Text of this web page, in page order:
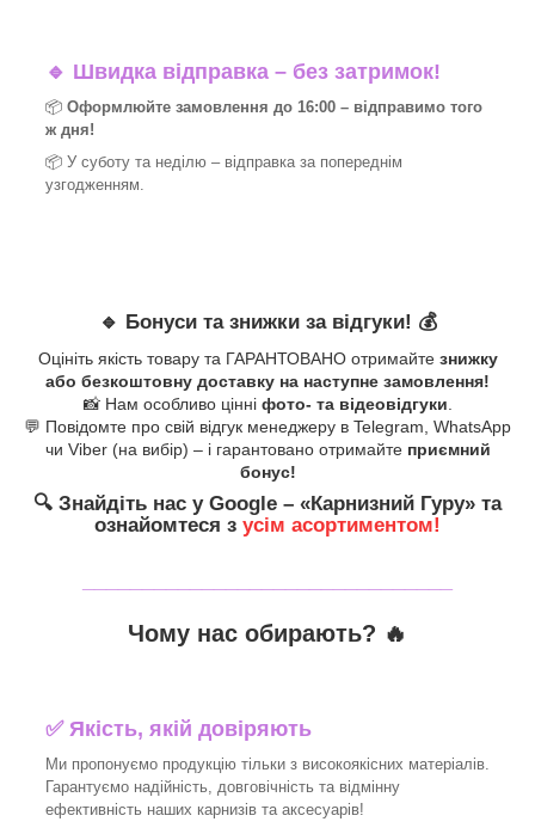
🔹 Швидка відправка – без затримок!
📦 Оформлюйте замовлення до 16:00 – відправимо того
ж дня!
📦 У суботу та неділю – відправка за попереднім
узгодженням.
🔹 Бонуси та знижки за відгуки! 💰
Оцініть якість товару та ГАРАНТОВАНО отримайте знижку
або безкоштовну доставку на наступне замовлення!
📸 Нам особливо цінні фото- та відеовідгуки.
💬 Повідомте про свій відгук менеджеру в Telegram, WhatsApp
чи Viber (на вибір) – і гарантовано отримайте приємний
бонус!
🔍 Знайдіть нас у Google – «Карнизний Гуру» та
ознайомтеся з усім асортиментом!
Чому нас обирають? 🔥
✅Якість, якій довіряють
Ми пропонуємо продукцію тільки з високоякісних матеріалів.
Гарантуємо надійність, довговічність та відмінну
ефективність наших карнизів та аксесуарів!​